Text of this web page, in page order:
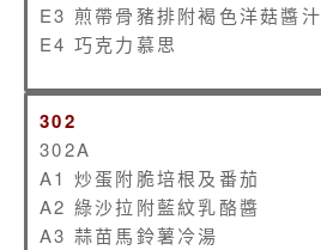
E3 煎帶骨豬排附褐色洋菇醬汁
E4 巧克力慕思
302
302A
A1 炒蛋附脆培根及番茄
A2 綠沙拉附藍紋乳酪醬
A3 蒜苗馬鈴薯冷湯